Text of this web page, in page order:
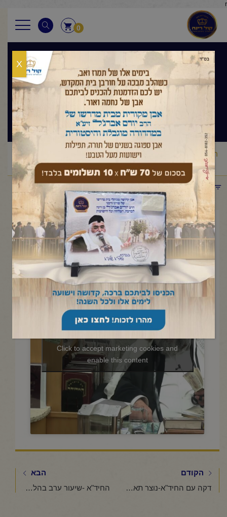
r
0
בגובה העיניים
הלכה ותניא יומי
ראשי בגובה העיניים הלכה ותניא יומי
החיד"א
-תניא יומי ובגובה העיניים-י"ד שבט תשפ"ו
תפריט קטגוריות
החיד"א -תניא יומי ובגובה
העיניים-י"ד שבט תשפ"ו
פברואר 3, 2026
Click to accept marketing cookies and
enable this content
הקודם
דקה עם החיד"א-נוצר תאנה יאכל פריה- י"ד שבט תשפ"ו
הבא
החיד"א -שיעור ערב בהלכה ובאגדה-אור לט"ו בשבט תשפ"ו
X